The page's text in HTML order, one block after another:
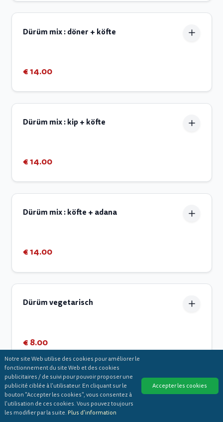
Dürüm mix : döner + köfte
€ 14.00
Dürüm mix : kip + köfte
€ 14.00
Dürüm mix : köfte + adana
€ 14.00
Dürüm vegetarisch
€ 8.00
Kapsalons
Notre site Web utilise des cookies pour améliorer le
fonctionnement du site Web et des cookies
publicitaires / de suivi pour pouvoir proposer une
publicité ciblée à l'utilisateur. En cliquant sur le
bouton "Accepter les cookies", vous consentez à
l'utilisation de ces cookies. Vous pouvez toujours
les modifier par la suite. Plus d'information
Accepter les cookies